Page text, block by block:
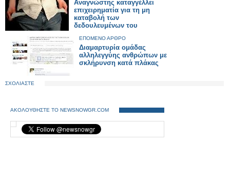
Αναγνώστης καταγγέλλει
επιχειρηματία για τη μη
καταβολή των
δεδουλευμένων του
ΕΠΟΜΕΝΟ ΑΡΘΡΟ
Διαμαρτυρία ομάδας
αλληλεγγύης ανθρώπων με
σκλήρυνση κατά πλάκας
ΣΧΟΛΙΑΣΤΕ
ΑΚΟΛΟΥΘΗΣΤΕ ΤΟ NEWSNOWGR.COM